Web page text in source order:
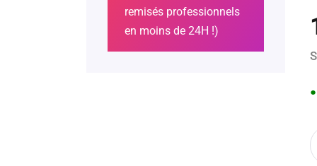
●
remisés professionnels
en moins de 24H !)